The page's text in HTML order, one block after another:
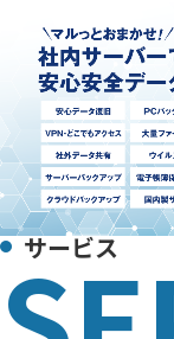
サービス